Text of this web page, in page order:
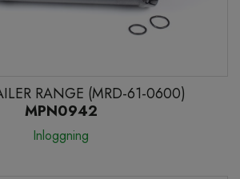
RANGE (MRD-61-0600)
MPN0942
Inloggning